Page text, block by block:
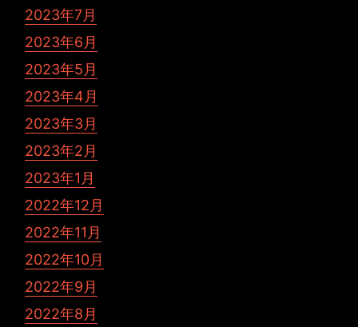
2023年7月
2023年6月
2023年5月
2023年4月
2023年3月
2023年2月
2023年1月
2022年12月
2022年11月
2022年10月
2022年9月
2022年8月